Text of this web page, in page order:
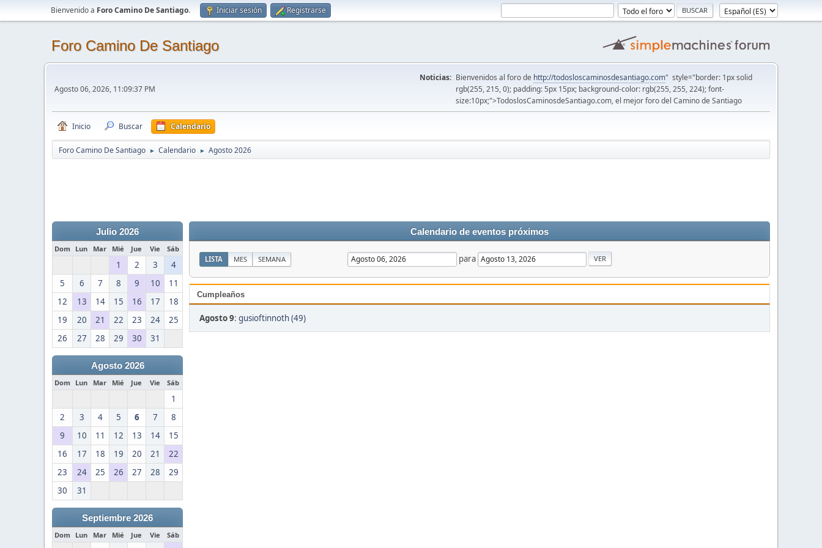
Bienvenido a Foro Camino De Santiago. Iniciar sesión Registrarse
Foro Camino De Santiago
Agosto 06, 2026, 11:09:37 PM
Noticias: Bienvenidos al foro de http://todosloscaminosdesantiago.com" style="border: 1px solid
rgb(255, 215, 0); padding: 5px 15px; background-color: rgb(255, 255, 224); font-
size:10px;">TodoslosCaminosdeSantiago.com, el mejor foro del Camino de Santiago
Inicio Buscar Calendario
Foro Camino De Santiago ► Calendario ► Agosto 2026
Julio 2026
Dom Lun Mar Mié Jue Vie Sáb
1 2 3
4
5
6 7 8 9 10
11
12
13 14 15 16 17
18
19
20 21 22 23 24
25
26
27 28 29 30 31
Agosto 2026
Dom Lun Mar Mié Jue Vie Sáb
1
2
3 4 5 6 7
8
9
10 11 12 13 14
15
16
17 18 19 20 21
22
23
24 25 26 27 28
29
30
31
Septiembre 2026
Dom Lun Mar Mié Jue Vie Sáb
Calendario de eventos próximos
LISTA MES SEMANA para
Cumpleaños
Agosto 9: gusioftinnoth (49)